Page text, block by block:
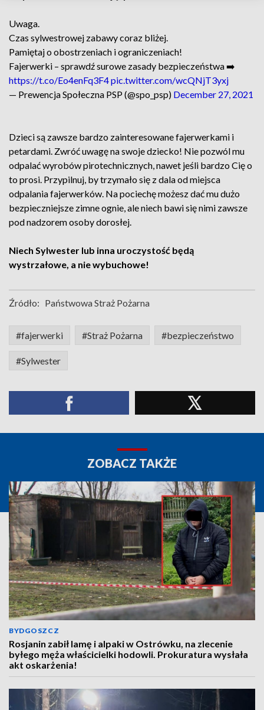
Uwaga.
Czas sylwestrowej zabawy coraz bliżej.
Pamiętaj o obostrzeniach i ograniczeniach!
Fajerwerki – sprawdź surowe zasady bezpieczeństwa ➡️
https://t.co/Eo4enFq3F4pic.twitter.com/wcQNjT3yxj
— Prewencja Społeczna PSP (@spo_psp) December 27, 2021
Dzieci są zawsze bardzo zainteresowane fajerwerkami i
petardami. Zwróć uwagę na swoje dziecko! Nie pozwól mu
odpalać wyrobów pirotechnicznych, nawet jeśli bardzo Cię o
to prosi. Przypilnuj, by trzymało się z dala od miejsca
odpalania fajerwerków. Na pociechę możesz dać mu dużo
bezpieczniejsze zimne ognie, ale niech bawi się nimi zawsze
pod nadzorem osoby dorosłej.
Niech Sylwester lub inna uroczystość będą
wystrzałowe, a nie wybuchowe!
Źródło: Państwowa Straż Pożarna
#fajerwerki #Straż Pożarna #bezpieczeństwo
#Sylwester
ZOBACZ TAKŻE
BYDGOSZCZ
Rosjanin zabił lamę i alpaki w Ostrówku, na zlecenie
byłego męża właścicielki hodowli. Prokuratura wysłała
akt oskarżenia!